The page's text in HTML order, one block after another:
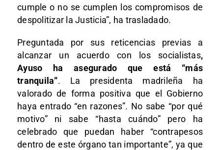
cumple o no se cumplen los compromisos de
despolitizar la Justicia”, ha trasladado.
Preguntada por sus reticencias previas a
alcanzar un acuerdo con los socialistas,
Ayuso ha asegurado que está “más
tranquila”. La presidenta madrileña ha
valorado de forma positiva que el Gobierno
haya entrado “en razones”. No sabe “por qué
motivo” ni sabe “hasta cuándo” pero ha
celebrado que puedan haber “contrapesos
dentro de este órgano tan importante”, ya que